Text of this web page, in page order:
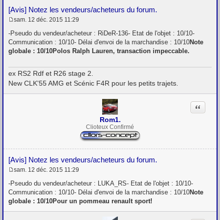
[Avis] Notez les vendeurs/acheteurs du forum.
e
s
a
e
sam. 12 déc. 2015 11:29
-Pseudo du vendeur/acheteur : RiDeR-136- Etat de l'objet : 10/10-
Communication : 10/10- Délai d'envoi de la marchandise : 10/10Note
globale : 10/10Polos Ralph Lauren, transaction impeccable.
ex RS2 Rdf et R26 stage 2.
New CLK'55 AMG et Scénic F4R pour les petits trajets.
Rom1.
Clioteux Confirmé
[Avis] Notez les vendeurs/acheteurs du forum.
Citation
e
s
a
g
sam. 12 déc. 2015 11:29
-Pseudo du vendeur/acheteur : LUKA_RS- Etat de l'objet : 10/10-
Communication : 10/10- Délai d'envoi de la marchandise : 10/10Note
globale : 10/10Pour un pommeau renault sport!